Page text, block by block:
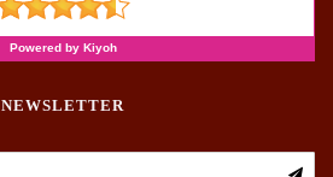
NEWSLETTER